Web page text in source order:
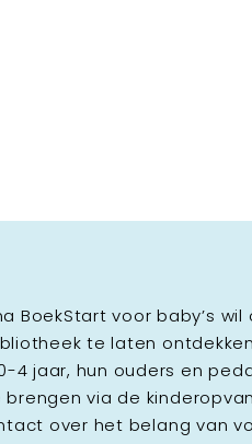
voor baby’s wil
te laten
4 jaar, hun ouders en
via de
over het belang van